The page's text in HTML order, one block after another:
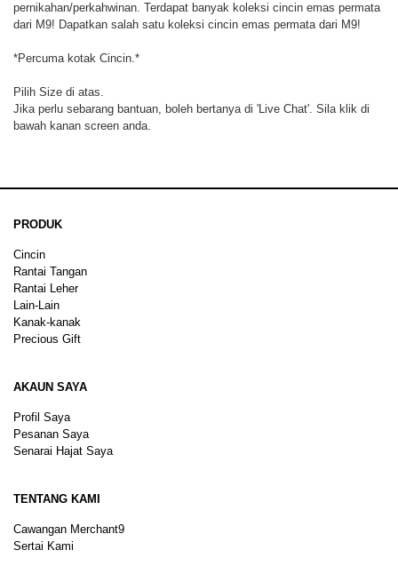
pernikahan/perkahwinan. Terdapat banyak koleksi cincin emas permata
dari M9! Dapatkan salah satu koleksi cincin emas permata dari M9!
*Percuma kotak Cincin.*
Pilih Size di atas.
Jika perlu sebarang bantuan, boleh bertanya di 'Live Chat'. Sila klik di
bawah kanan screen anda.
PRODUK
Cincin
Rantai Tangan
Rantai Leher
Lain-Lain
Kanak-kanak
Precious Gift
AKAUN SAYA
Profil Saya
Pesanan Saya
Senarai Hajat Saya
TENTANG KAMI
Cawangan Merchant9
Sertai Kami